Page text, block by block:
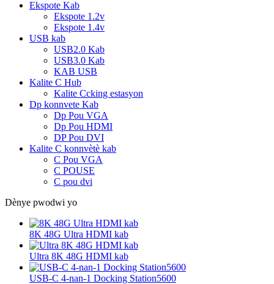
Ekspote Kab
Ekspote 1.2v
Ekspote 1.4v
USB kab
USB2.0 Kab
USB3.0 Kab
KAB USB
Kalite C Hub
Kalite Ccking estasyon
Dp konnvete Kab
Dp Pou VGA
Dp Pou HDMI
DP Pou DVI
Kalite C konnvètè kab
C Pou VGA
C POUSE
C pou dvi
Dènye pwodwi yo
8K 48G Ultra HDMI kab
Ultra 8K 48G HDMI kab
USB-C 4-nan-1 Docking Station5600